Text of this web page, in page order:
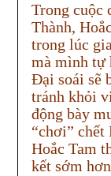
Trong cuộc
Thành,
trong lúc
mà mình tự
Đại soái sẽ
tránh khỏi
động bày
“chơi”
Hoắc Tam
kết sớm